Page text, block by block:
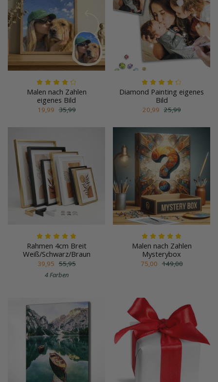
Malen nach Zahlen
eigenes Bild
19,99 35,99
Diamond Painting eigenes
Bild
20,99 25,99
Rahmen 4cm Breit
Weiß/Schwarz/Braun
39,95 55,95
4 Farben
Malen nach Zahlen
Mysterybox
75,00 149,00